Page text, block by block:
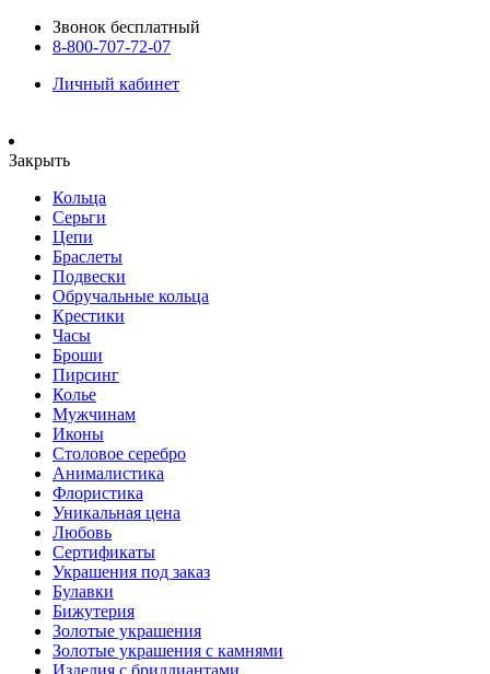
Звонок бесплатный
8-800-707-72-07
Личный кабинет
Закрыть
Кольца
Серьги
Цепи
Браслеты
Подвески
Обручальные кольца
Крестики
Часы
Броши
Пирсинг
Колье
Мужчинам
Иконы
Столовое серебро
Анималистика
Флористика
Уникальная цена
Любовь
Сертификаты
Украшения под заказ
Булавки
Бижутерия
Золотые украшения
Золотые украшения с камнями
Изделия с бриллиантами